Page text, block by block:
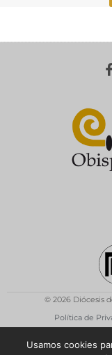
© 2026 Diócesis
Política de
Usamos cookies